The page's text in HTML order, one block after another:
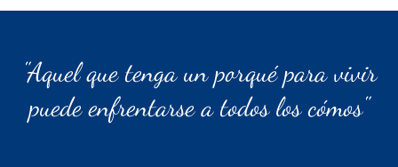
"Aquel que tenga un porqué para vivir
puede enfrentarse a todos los cómos"